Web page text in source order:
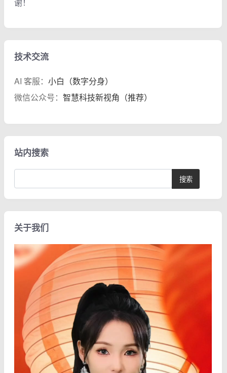
技术交流
AI 客服： 小白（数字分身）
微信公众号： 智慧科技新视角（推荐）
站内搜索
关于我们